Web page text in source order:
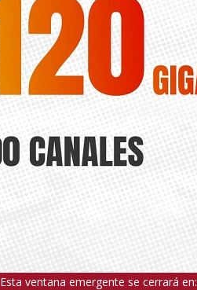
Esta ventana emergente se cerrará en: